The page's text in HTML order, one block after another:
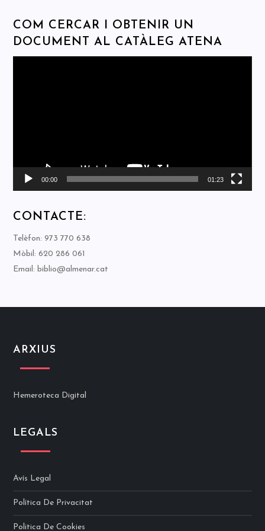
COM CERCAR I OBTENIR UN
DOCUMENT AL CATÀLEG ATENA
00:00 01:23
CONTACTE:
Telèfon: 973 770 638
Mòbil: 620 286 061
Email: biblio@almenar.cat
ARXIUS
Hemeroteca Digital
LEGALS
Avís Legal
Política De Privacitat
Politica De Cookies